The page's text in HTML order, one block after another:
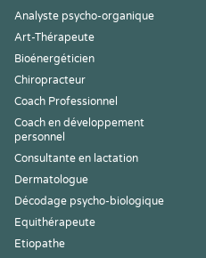
Analyste psycho-organique
Art-Thérapeute
Bioénergéticien
Chiropracteur
Coach Professionnel
Coach en développement
personnel
Consultante en lactation
Dermatologue
Décodage psycho-biologique
Equithérapeute
Etiopathe